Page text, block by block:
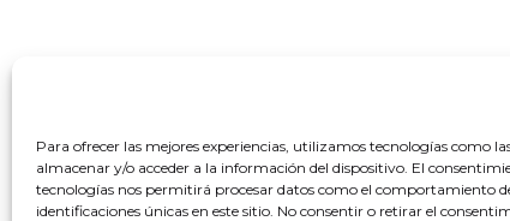
Para ofrecer las mejores experiencias, utilizamos tecnologías como
almacenar y/o acceder a la información del dispositivo. El
tecnologías nos permitirá procesar datos como el comportamiento
identificaciones únicas en este sitio. No consentir o retirar el